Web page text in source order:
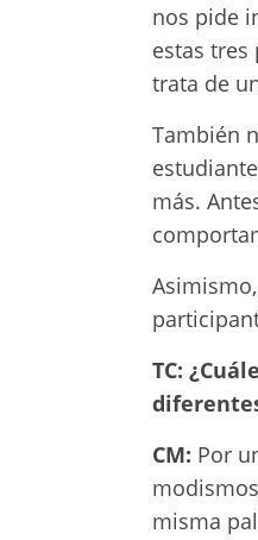
nos pide
estas tres
trata de
También
más.
TC:
CM: Por
misma